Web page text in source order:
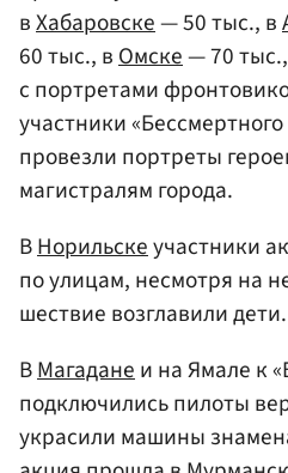
вХабаровске— 50 тыс., в
60 тыс., вОмске— 70
с портретами
участники
провезли портреты
магистралям города.
ВНорильскеучастники
по улицам, несмотря на
шествие возглавили дети.
ВМагаданеи на Ямале к
подключились пилоты
украсили машины